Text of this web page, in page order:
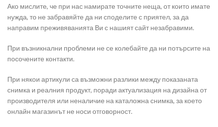
Ако мислите, че при нас намирате точните неща, от които имате
нужда, то не забравяйте да ни споделите с приятел, за да
направим преживяванията Ви с нашият сайт незабравими.
При възникнални проблеми не се колебайте да ни потърсите на
посочените контакти.
При някои артикули са възможни разлики между показаната
снимка и реалния продукт, поради актуализация на дизайна от
производителя или неналичие на каталожна снимка, за което
онлайн магазинът не носи отговорност.